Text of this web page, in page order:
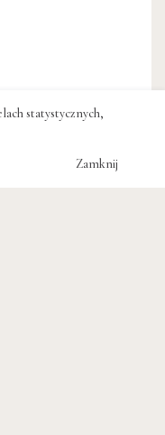
statystycznych,
Zamknij